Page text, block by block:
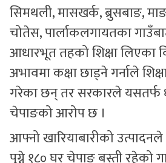
सिमथली, मासखर्क, ब्रुसबाङ,
चोतेस, पार्लाकलगायतका
आधारभूत तहको शिक्षा लिएका
अभावमा कक्षा छाड्ने गर्नाले
गरेका छन् तर सरकारले यसतर्फ
चेपाङको आरोप छ ।
आफ्नो खारियाबारीको उत्पादनले
पुग्ने १८० घर चेपाङ बस्ती रहेको